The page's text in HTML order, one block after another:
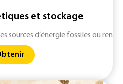
et stockage
sources d’énergie fossiles ou